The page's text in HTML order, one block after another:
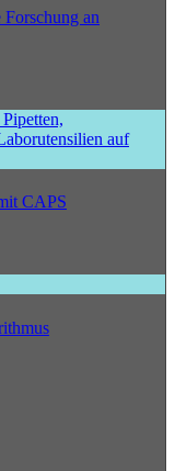
an
CAPS